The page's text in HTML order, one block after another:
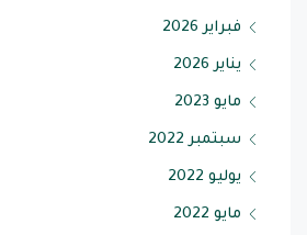
فبراير 2026
يناير 2026
مايو 2023
سبتمبر 2022
يوليو 2022
مايو 2022